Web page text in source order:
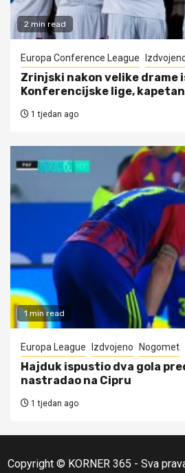
2 min read
Europa Conference League
Zrinjski nakon velike drame
Konferencijske lige,
1 tjedan ago
1 min read
Europa League Izdvojeno Nogomet
Hajduk ispustio dva gola
nastradao na Cipru
1 tjedan ago
Copyright © KORNER 365 - Sva